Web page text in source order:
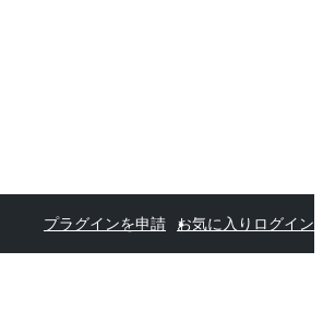
プラグインを申請 お気に入り ログイン